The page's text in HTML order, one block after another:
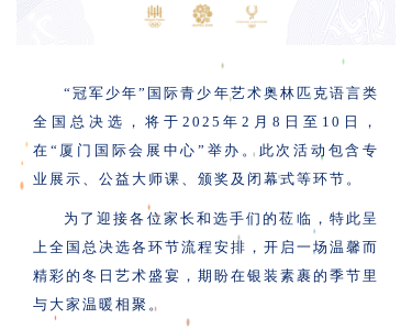
“冠军少年”国际青少年艺术奥林匹克语言类
全国总决选，将于2025年2月8日至10日，
在“厦门国际会展中心”举办。此次活动包含专
业展示、公益大师课、颁奖及闭幕式等环节。
为了迎接各位家长和选手们的莅临，特此呈
上全国总决选各环节流程安排，开启一场温馨而
精彩的冬日艺术盛宴，期盼在银装素裹的季节里
与大家温暖相聚。